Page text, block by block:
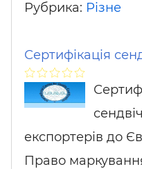
Рубрика: Різне
Сертифікація
експортерів до
Право